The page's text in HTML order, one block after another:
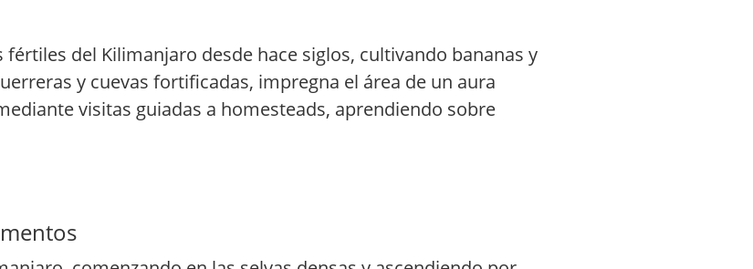
del Kilimanjaro desde hace siglos, cultivando bananas y
y cuevas fortificadas, impregna el área de un aura
visitas guiadas a homesteads, aprendiendo sobre